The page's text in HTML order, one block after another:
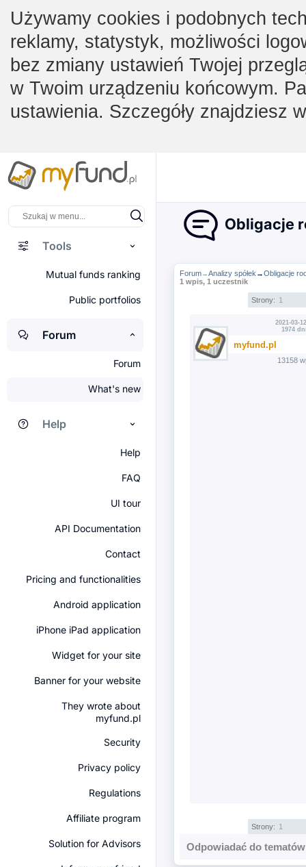
Używamy cookies i podobnych
reklamy, statystyk, możliwości
bez zmiany ustawień Twojej
w Twoim urządzeniu końcowym.
ustawienia. Szczegóły znajdziesz
Tools
Mutual funds ranking
Public portfolios
Forum
Forum
What's new
Help
Help
FAQ
UI tour
API Documentation
Contact
Pricing and functionalities
Android application
iPhone iPad application
Widget for your site
Banner for your website
They wrote about
myfund.pl
Security
Privacy policy
Regulations
Affiliate program
Solution for Advisors
Obligacje
Forum→Analizy spółek →Obligacje
1 wpis, 1 uczestnik
Strony: 1
2021-03-
1974
myfund.pl
13158
Strony: 1
Odpowiadać do